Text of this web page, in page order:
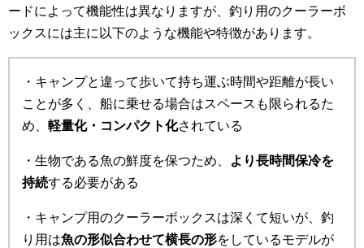
ードによって機能性は異なりますが、釣り用のクーラーボ
ックスには主に以下のような機能や特徴があります。
・キャンプと違って歩いて持ち運ぶ時間や距離が長い
ことが多く、船に乗せる場合はスペースも限られるた
め、 軽量化・コンパクト化されている
・生物である魚の鮮度を保つため、
より長時間保冷を
持続する必要がある
・キャンプ用のクーラーボックスは深くて短いが、釣
り用は魚の形似合わせて横長の形をしているモデルが